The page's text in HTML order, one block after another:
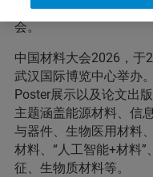
材料前沿重大突破，集
会。
中国材料大会2026，于
武汉国际博览中心举办
Poster展示以及论文出
主题涵盖能源材料、信
与器件、生物医用材料
材料、“人工智能+材料
征、生物质材料等。